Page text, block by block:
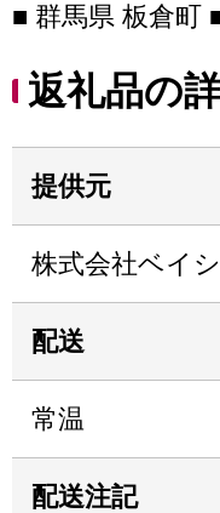
■ 群馬県 板倉町
返礼品の
提供元
株式会社ベイ
配送
常温
配送注記